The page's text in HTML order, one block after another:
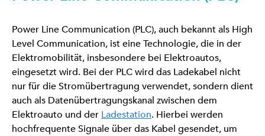
Power Line Communication (PLC), auch bekannt als High
Level Communication, ist eine Technologie, die in der
Elektromobilität, insbesondere bei Elektroautos,
eingesetzt wird. Bei der PLC wird das Ladekabel nicht
nur für die Stromübertragung verwendet, sondern dient
auch als Datenübertragungskanal zwischen dem
Elektroauto und der Ladestation. Hierbei werden
hochfrequente Signale über das Kabel gesendet, um